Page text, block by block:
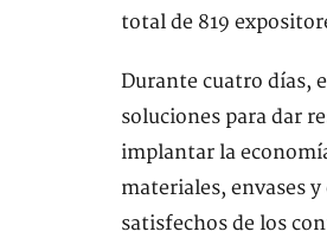
total de 819
Durante cuatro días,
soluciones para dar
implantar la
materiales, envases
satisfechos de los